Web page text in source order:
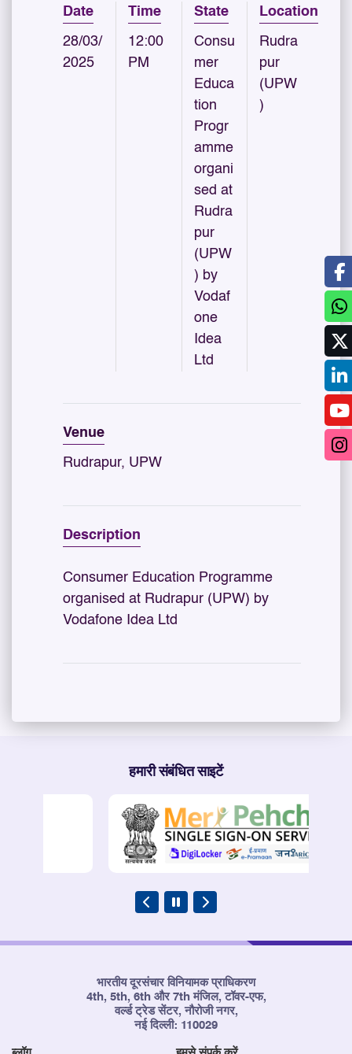
Date
28/03/
2025
Time
12:00
PM
State
Consu
mer
Educa
tion
Progr
amme
organi
sed at
Rudra
pur
(UPW
) by
Vodaf
one
Idea
Ltd
Location
Rudra
pur
(UPW
)
Venue
Rudrapur, UPW
Description
Consumer Education Programme
organised at Rudrapur (UPW) by
Vodafone Idea Ltd
हमारी संबंधित साइटें
भारतीय दूरसंचार विनियामक प्राधिकरण
4th, 5th, 6th और 7th मंजिल, टॉवर-एफ,
वर्ल्ड ट्रेड सेंटर, नौरोजी नगर,
नई दिल्ली: 110029